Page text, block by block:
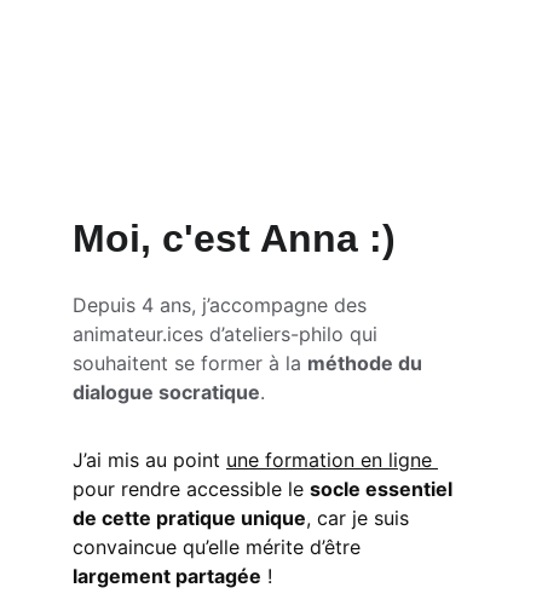
Moi, c'est Anna :)
Depuis 4 ans, j’accompagne des
animateur.ices d’ateliers-philo qui
souhaitent se former à la méthode du
dialogue socratique.
J’ai mis au point une formation en ligne
pour rendre accessible le socle essentiel
de cette pratique unique, car je suis
convaincue qu’elle mérite d’être
largement partagée !